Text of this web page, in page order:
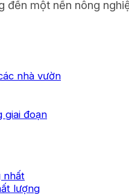
đến một nền nông
nhà vườn
giai đoạn
nhất
lượng